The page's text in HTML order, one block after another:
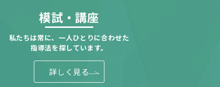
模試・講座
私たちは常に、一人ひとりに合わせた
指導法を探しています。
詳しく見る